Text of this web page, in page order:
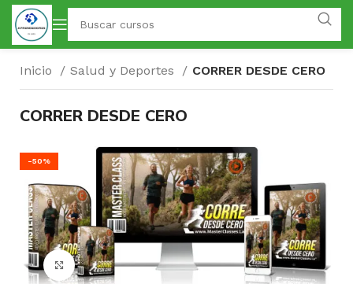
Inicio Salud y Deportes CORRER DESDE CERO
CORRER DESDE CERO
-50%
Click para agrandar